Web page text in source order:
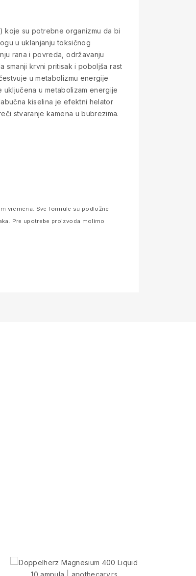
koje su potrebne organizmu da bi
u uklanjanju toksičnog
rana i povreda, održavanju
smanji krvni pritisak i poboljša rast
u metabolizmu energije
u metabolizam energije
kiselina je efektni helator
stvaranje kamena u bubrezima.
vremena. Sve formule su podložne
Pre upotrebe proizvoda molimo